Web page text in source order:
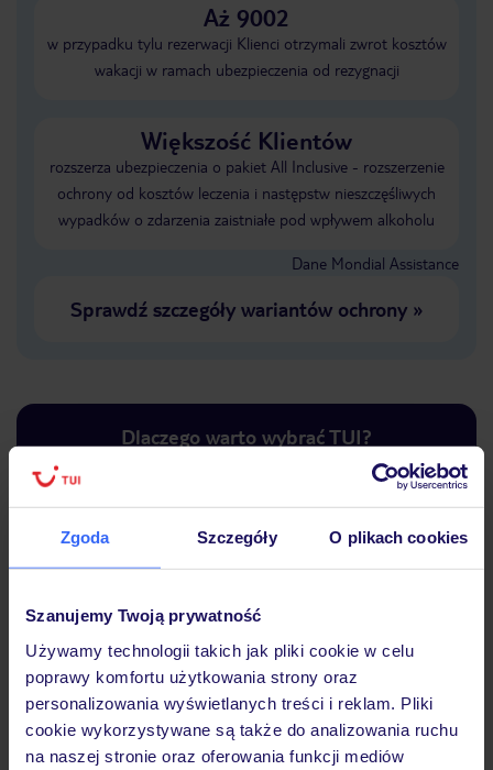
Zgoda Szczegóły O plikach cookies
Szanujemy Twoją prywatność
Używamy technologii takich jak pliki cookie w celu
poprawy komfortu użytkowania strony oraz
personalizowania wyświetlanych treści i reklam. Pliki
cookie wykorzystywane są także do analizowania ruchu
na naszej stronie oraz oferowania funkcji mediów
Aż 9002
w przypadku tylu rezerwacji Klienci otrzymali zwrot kosztów
wakacji w ramach ubezpieczenia od rezygnacji
Większość Klientów
rozszerza ubezpieczenia o pakiet All Inclusive - rozszerzenie
ochrony od kosztów leczenia i następstw nieszczęśliwych
wypadków o zdarzenia zaistniałe pod wpływem alkoholu
Dane Mondial Assistance
Sprawdź szczegóły wariantów ochrony»
Dlaczego warto wybrać TUI?
podróży w Polsce
Hotel